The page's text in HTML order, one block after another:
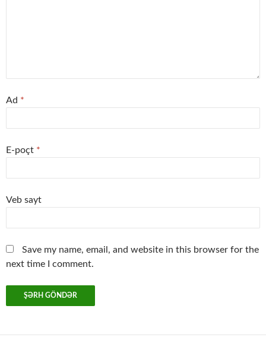
Ad *
E-poçt *
Veb sayt
Save my name, email, and website in this browser for the
next time I comment.